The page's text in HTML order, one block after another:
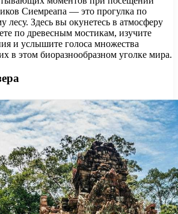
Сиемреапа — это прогулка по
лесу. Здесь вы окунетесь в атмосферу
по древесным мостикам, изучите
и услышите голоса множества
в этом биоразнообразном уголке мира.